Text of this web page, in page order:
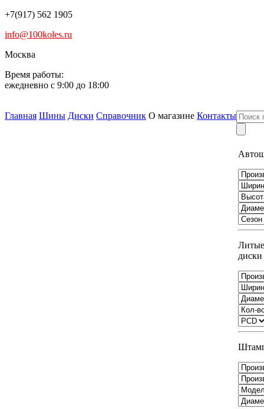
+7(917) 562 1905
info@100koles.ru
Москва
Время работы:
ежедневно с 9:00 до 18:00
Главная Шины Диски Справочник О магазине Контакты
Литые
диски